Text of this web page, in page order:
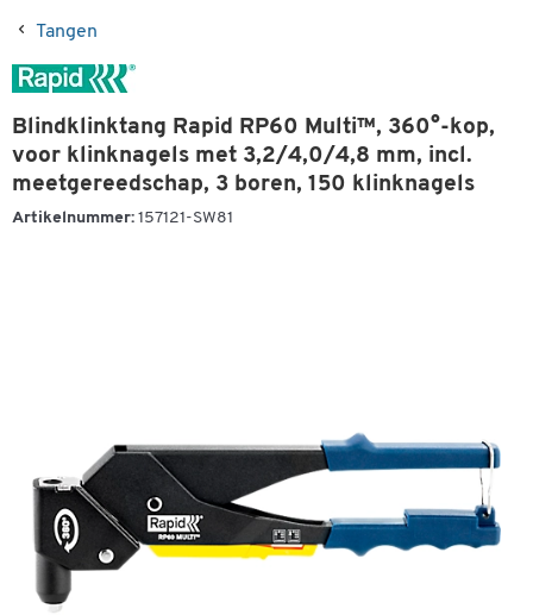
Tangen
Blindklinktang Rapid RP60 Multi™, 360°-kop,
voor klinknagels met 3,2/4,0/4,8 mm, incl.
meetgereedschap, 3 boren, 150 klinknagels
Artikelnummer: 157121-SW81